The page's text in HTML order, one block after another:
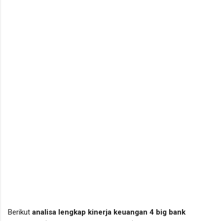
Berikut analisa lengkap kinerja keuangan 4 big bank